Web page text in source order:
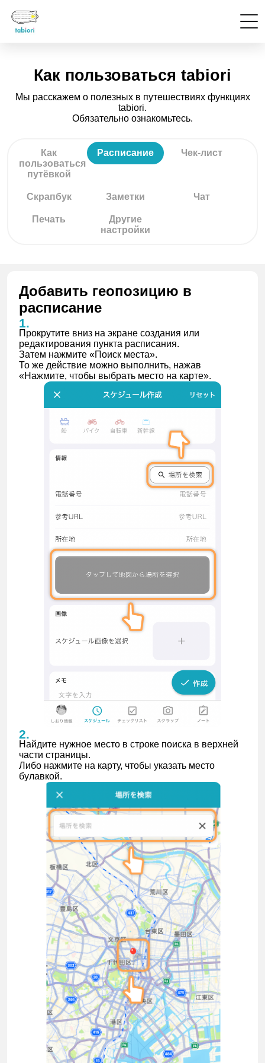
Как пользоваться tabiori
Мы расскажем о полезных в путешествиях функциях
tabiori.
Обязательно ознакомьтесь.
Как
пользоваться
путёвкой
Расписание Чек-лист
Скрапбук Заметки Чат
Печать
Другие
настройки
Добавить геопозицию в
расписание
Прокрутите вниз на экране создания или
редактирования пункта расписания.
Затем нажмите «Поиск места».
То же действие можно выполнить, нажав
«Нажмите, чтобы выбрать место на карте».
Найдите нужное место в строке поиска в верхней
части страницы.
Либо нажмите на карту, чтобы указать место
булавкой.